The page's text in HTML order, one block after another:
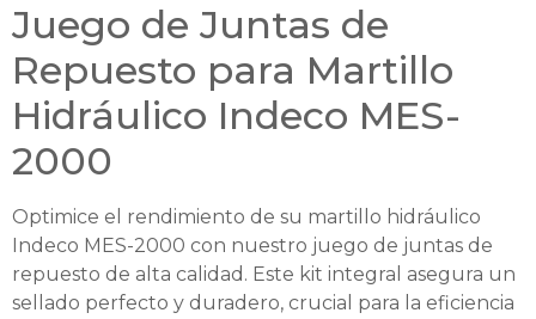
Juego de Juntas de
Repuesto para Martillo
Hidráulico Indeco MES-
2000
Optimice el rendimiento de su martillo hidráulico
Indeco MES-2000 con nuestro juego de juntas de
repuesto de alta calidad. Este kit integral asegura un
sellado perfecto y duradero, crucial para la eficiencia